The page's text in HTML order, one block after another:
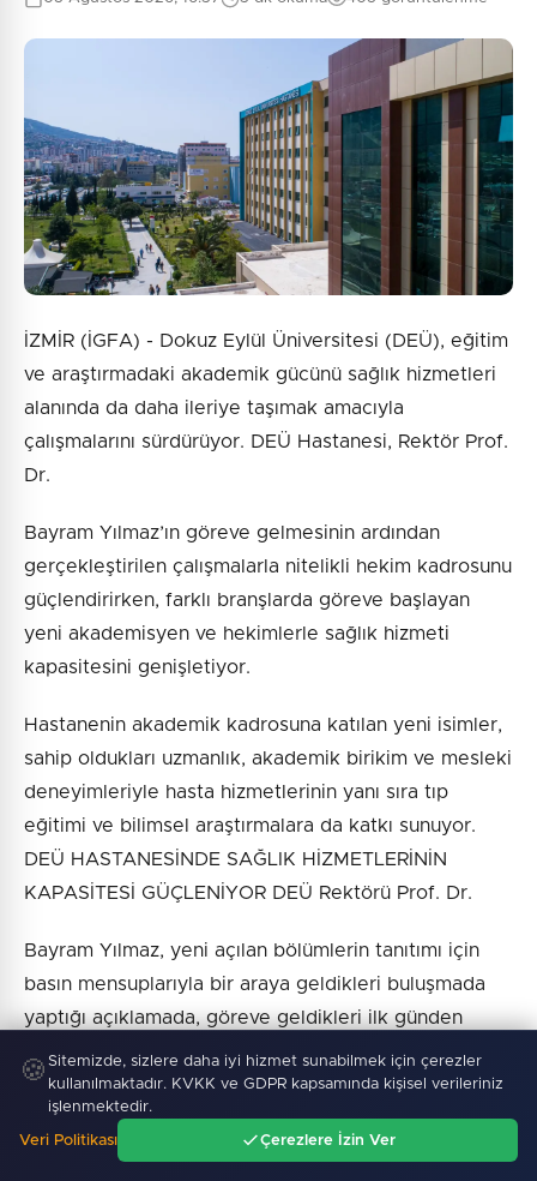
İZMİR (İGFA) - Dokuz Eylül Üniversitesi (DEÜ), eğitim
ve araştırmadaki akademik gücünü sağlık hizmetleri
alanında da daha ileriye taşımak amacıyla
çalışmalarını sürdürüyor. DEÜ Hastanesi, Rektör Prof.
Dr.
Bayram Yılmaz’ın göreve gelmesinin ardından
gerçekleştirilen çalışmalarla nitelikli hekim kadrosunu
güçlendirirken, farklı branşlarda göreve başlayan
yeni akademisyen ve hekimlerle sağlık hizmeti
kapasitesini genişletiyor.
Hastanenin akademik kadrosuna katılan yeni isimler,
sahip oldukları uzmanlık, akademik birikim ve mesleki
deneyimleriyle hasta hizmetlerinin yanı sıra tıp
eğitimi ve bilimsel araştırmalara da katkı sunuyor.
DEÜ HASTANESİNDE SAĞLIK HİZMETLERİNİN
KAPASİTESİ GÜÇLENİYOR DEÜ Rektörü Prof. Dr.
Bayram Yılmaz, yeni açılan bölümlerin tanıtımı için
basın mensuplarıyla bir araya geldikleri buluşmada
yaptığı açıklamada, göreve geldikleri ilk günden
itibaren Dokuz Eylül Üniversitesinin ve DEÜ
Hastanesinin hizmet kalitesini yükseltmek amacıyla
yoğun bir çalışma yürüttüklerini belirtti.
🍪 Sitemizde, sizlere daha iyi hizmet sunabilmek için çerezler
kullanılmaktadır. KVKK ve GDPR kapsamında kişisel verileriniz
işlenmektedir.
Veri Politikası Çerezlere İzin Ver
Gündem Ara Menü